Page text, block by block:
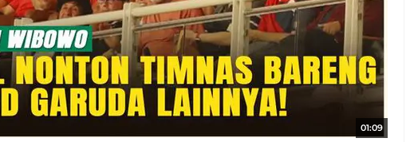
01:09